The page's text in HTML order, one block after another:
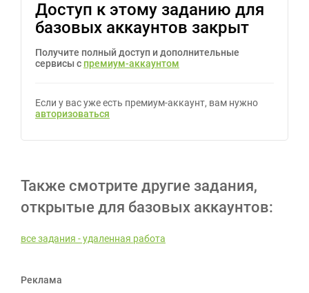
Доступ к этому заданию для
базовых аккаунтов закрыт
Получите полный доступ и дополнительные
сервисы с премиум-аккаунтом
Если у вас уже есть премиум-аккаунт, вам нужно
авторизоваться
Также смотрите другие задания,
открытые для базовых аккаунтов:
все задания - удаленная работа
Реклама